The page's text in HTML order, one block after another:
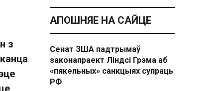
з
АПОШНЯЕ НА САЙЦЕ
Сенат ЗША падтрымаў
законапраект Ліндсі Грэма аб
«пякельных» санкцыях супраць
РФ